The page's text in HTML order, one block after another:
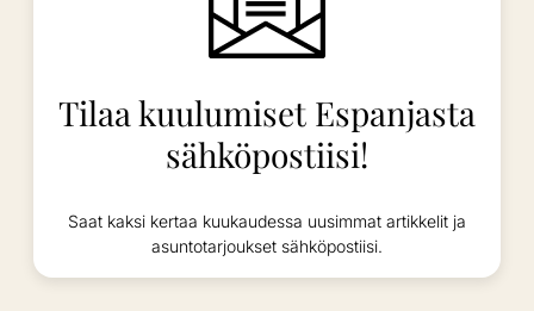
Tilaa kuulumiset Espanjasta
sähköpostiisi!
Saat kaksi kertaa kuukaudessa uusimmat artikkelit ja
asuntotarjoukset sähköpostiisi.